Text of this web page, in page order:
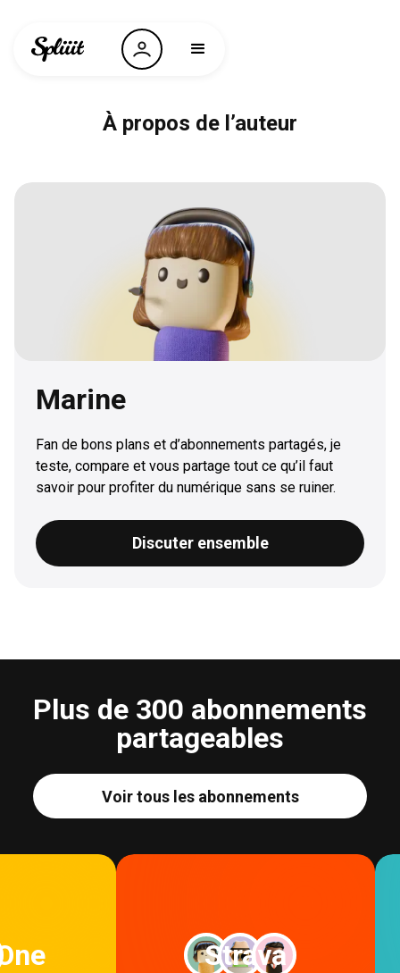
À propos de l’auteur
Marine
Fan de bons plans et d’abonnements partagés, je
teste, compare et vous partage tout ce qu’il faut
savoir pour profiter du numérique sans se ruiner.
Discuter ensemble
Plus de 300 abonnements
partageables
Voir tous les abonnements
Strava